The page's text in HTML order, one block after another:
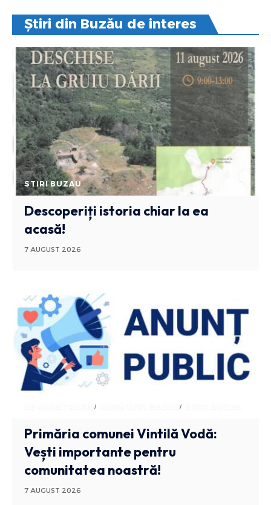
Știri din Buzău de interes
STIRI BUZAU
Descoperiți istoria chiar la ea
acasă!
7 AUGUST 2026
ADMINISTRATIV ANUNTURI BUZAU
Primăria comunei Vintilă Vodă:
Vești importante pentru
comunitatea noastră!
7 AUGUST 2026